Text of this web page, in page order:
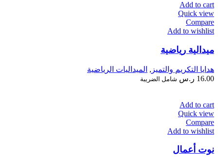
Add to cart
Quick view
Compare
Add to wishlist
ميدالية رياضية
هدايا التكريم والتميز , الميداليات الرياضية
16.00 ر.س شامل الضريبة
Add to cart
Quick view
Compare
Add to wishlist
نوت أعمال